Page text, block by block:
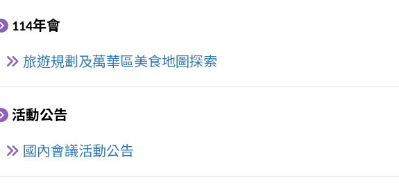
114年會
旅遊規劃及萬華區美食地圖探索
活動公告
國內會議活動公告